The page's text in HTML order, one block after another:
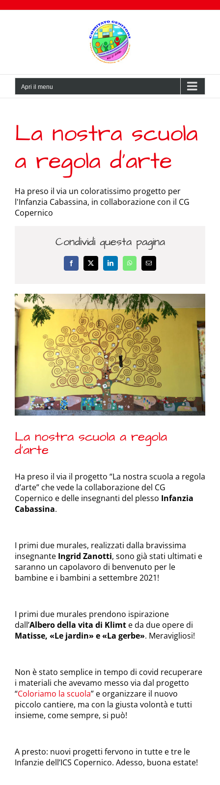
Apri il menu
La nostra scuola
a regola d’arte
Ha preso il via un coloratissimo progetto per
l'Infanzia Cabassina, in collaborazione con il CG
Copernico
Condividi questa pagina
Facebook
X LinkedInWhatsAppEmail
La nostra scuola a regola
d’arte
Ha preso il via il progetto “La nostra scuola a regola
d’arte” che vede la collaborazione del CG
Copernico e delle insegnanti del plesso Infanzia
Cabassina.
I primi due murales, realizzati dalla bravissima
insegnante Ingrid Zanotti, sono già stati ultimati e
saranno un capolavoro di benvenuto per le
bambine e i bambini a settembre 2021!
I primi due murales prendono ispirazione
dall’Albero della vita di Klimte da due opere di
Matisse, «Le jardin» e «La gerbe». Meravigliosi!
Non è stato semplice in tempo di covid recuperare
i materiali che avevamo messo via dal progetto
“Coloriamo la scuola” e organizzare il nuovo
piccolo cantiere, ma con la giusta volontà e tutti
insieme, come sempre, si può!
A presto: nuovi progetti fervono in tutte e tre le
Infanzie dell’ICS Copernico. Adesso, buona estate!